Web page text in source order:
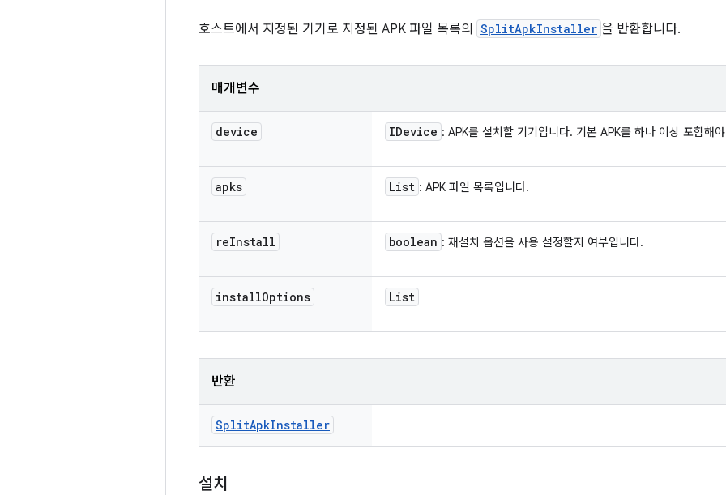
호스트에서 지정된 기기로 지정된 APK 파일 목록의 SplitApkInstaller 을 반환합니다.
매개변수
device IDevice : APK를 설치할 기기입니다. 기본 APK를 하나 이상 포함해
apks List : APK 파일 목록입니다.
reInstall boolean : 재설치 옵션을 사용 설정할지 여부입니다.
installOptions List
반환
SplitApkInstaller
설치